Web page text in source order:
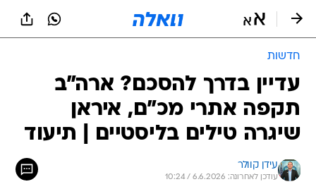
חדשות
עדיין בדרך להסכם? ארה"ב
תקפה אתרי מכ"ם, איראן
שיגרה טילים בליסטיים | תיעוד
עידן קוולר
עודכן לאחרונה: 6.6.2026 / 10:24